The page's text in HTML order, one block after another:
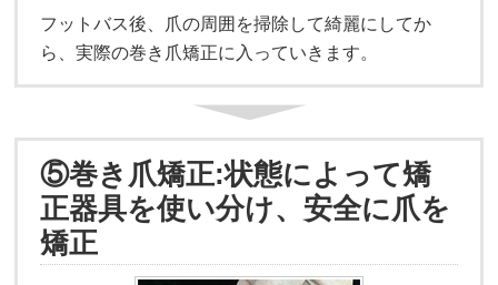
フットバス後、爪の周囲を掃除して綺麗にしてか
ら、実際の巻き爪矯正に入っていきます。
⑤巻き爪矯正:状態によって矯
正器具を使い分け、安全に爪を
矯正